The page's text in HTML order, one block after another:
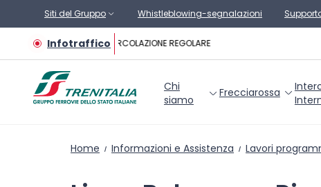
Vai al contenuto principale
Siti del Gruppo Whistleblowing-segnalazioni
InfotrafficoCIRCOLAZIONE REGOLARE
Chi
siamo
Frecciarossa
Home Informazioni e Assistenza Lavori